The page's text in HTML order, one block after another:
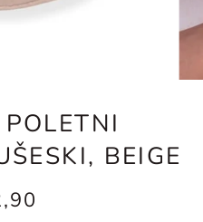
BEIGE